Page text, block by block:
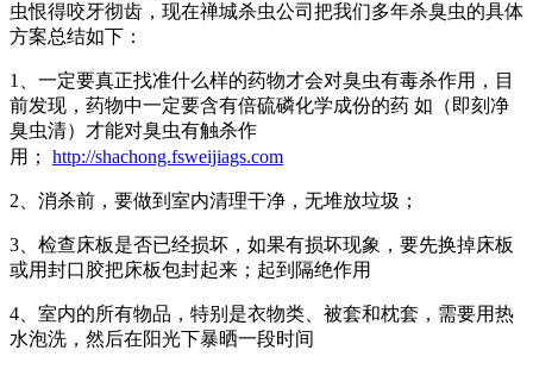
虫恨得咬牙彻齿，现在禅城杀虫公司把我们多年杀臭虫的具体
方案总结如下：
1、一定要真正找准什么样的药物才会对臭虫有毒杀作用，目
前发现，药物中一定要含有倍硫磷化学成份的药 如（即刻净
臭虫清）才能对臭虫有触杀作
用； http://shachong.fsweijiags.com
2、消杀前，要做到室内清理干净，无堆放垃圾；
3、检查床板是否已经损坏，如果有损坏现象，要先换掉床板
或用封口胶把床板包封起来；起到隔绝作用
4、室内的所有物品，特别是衣物类、被套和枕套，需要用热
水泡洗，然后在阳光下暴晒一段时间